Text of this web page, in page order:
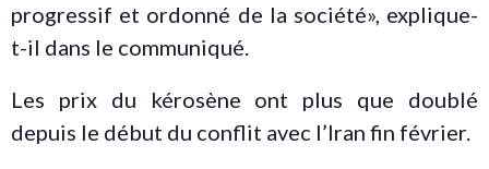
progressif et ordonné de la société», explique-
t-il dans le communiqué.
Les prix du kérosène ont plus que doublé
depuis le début du conflit avec l’Iran fin février.